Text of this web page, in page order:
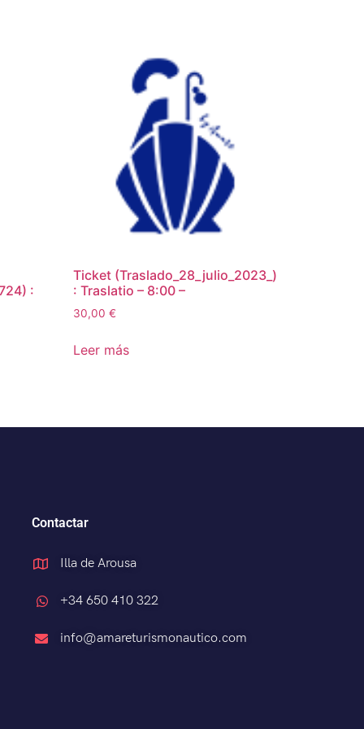
:
Ticket (Traslado_28_julio_2023_)
: Traslatio – 8:00 –
30,00€
Leer más
Contactar
Illa de Arousa
+34 650 410 322
info@amareturismonautico.com